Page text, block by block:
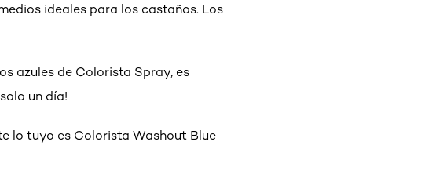
ideales para los castaños. Los
azules de Colorista Spray, es
un día!
lo tuyo es Colorista Washout Blue